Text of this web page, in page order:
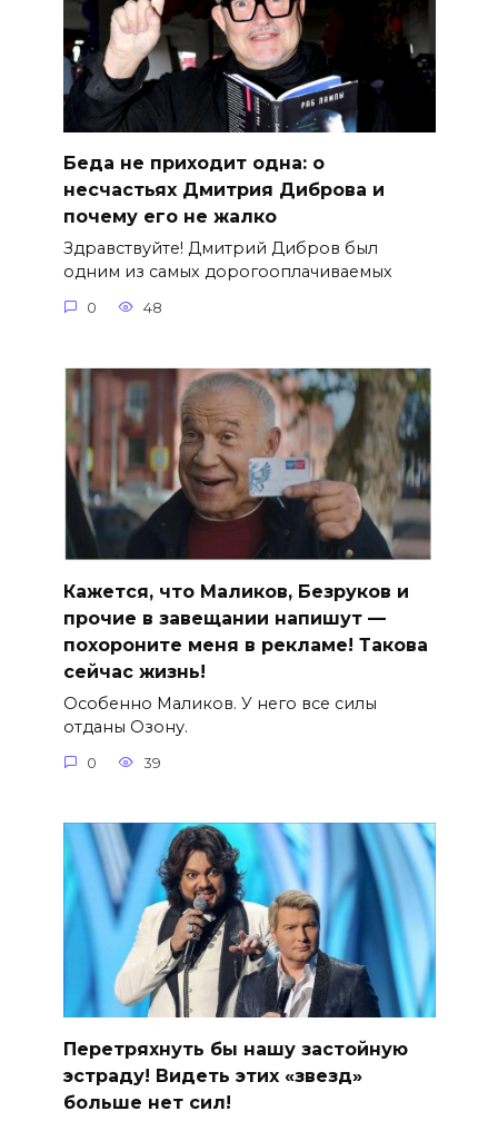
Беда не приходит одна: о
несчастьях Дмитрия Диброва и
почему его не жалко
Здравствуйте! Дмитрий Дибров был
одним из самых дорогооплачиваемых
0 48
Кажется, что Маликов, Безруков и
прочие в завещании напишут —
похороните меня в рекламе! Такова
сейчас жизнь!
Особенно Маликов. У него все силы
отданы Озону.
0 39
Перетряхнуть бы нашу застойную
эстраду! Видеть этих «звезд»
больше нет сил!